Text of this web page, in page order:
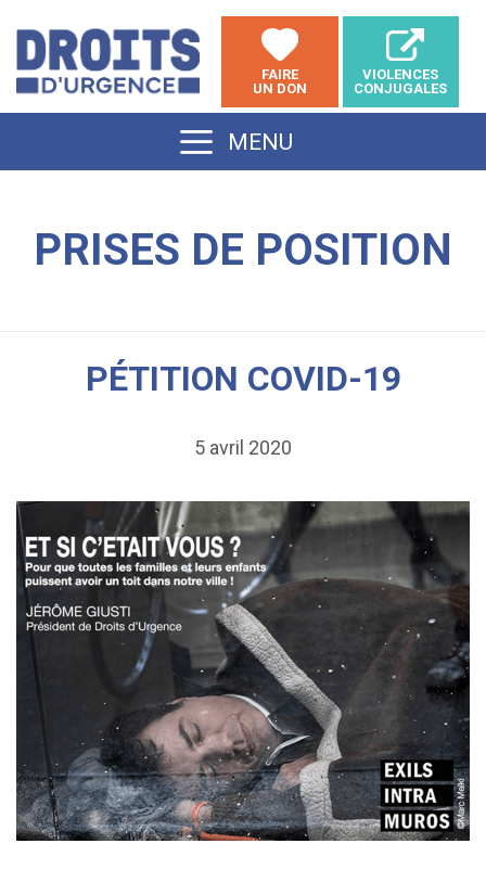
contenu
FAIRE
UN DON
VIOLENCES
CONJUGALES
MENU
PRISES DE POSITION
PÉTITION COVID-19
5 avril 2020